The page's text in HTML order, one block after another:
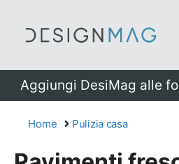
Aggiungi DesiMag alle
Home Pulizia casa